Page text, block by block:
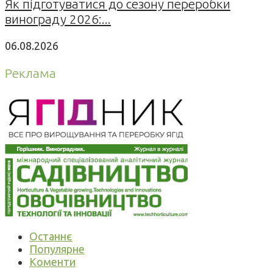
Як підготуватися до сезону переробки
винограду 2026:...
06.08.2026
Реклама
Останнє
Популярне
Коменти